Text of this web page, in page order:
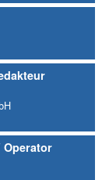
Operator